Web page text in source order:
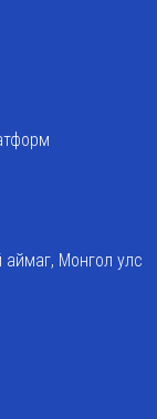
аймаг, Монгол улс